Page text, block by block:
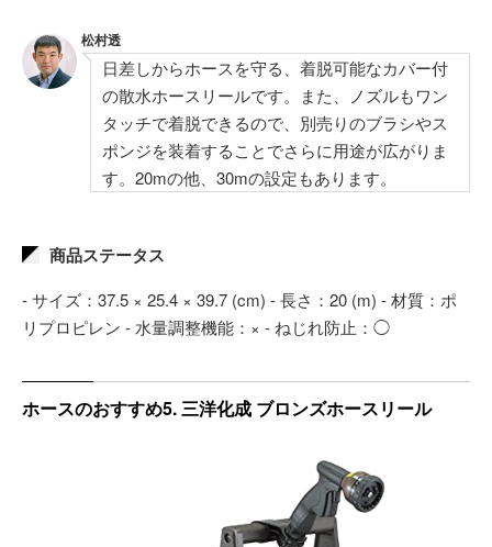
松村透
日差しからホースを守る、着脱可能なカバー付
の散水ホースリールです。また、ノズルもワン
タッチで着脱できるので、別売りのブラシやス
ポンジを装着することでさらに用途が広がりま
す。20mの他、30mの設定もあります。
商品ステータス
- サイズ：37.5 × 25.4 × 39.7 (cm) - 長さ：20 (m) - 材質：ポ
リプロピレン - 水量調整機能：× - ねじれ防止：◯
ホースのおすすめ5. 三洋化成 ブロンズホースリール